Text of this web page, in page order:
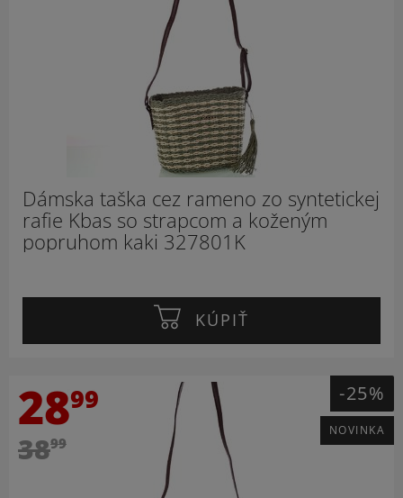
Dámska taška cez rameno zo syntetickej
rafie Kbas so strapcom a koženým
popruhom kaki 327801K
KÚPIŤ
2899
3899
-25%
NOVINKA